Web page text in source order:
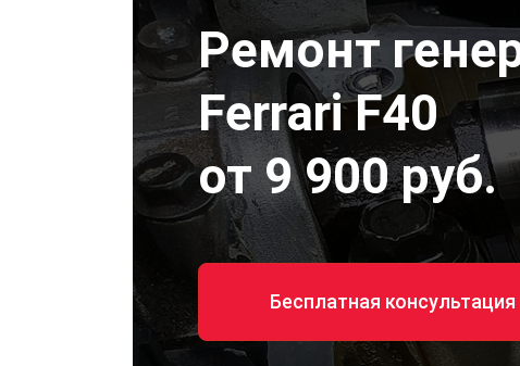
Ремонт
Ferrari F40
от 9 900 руб.
Бесплатная консультация